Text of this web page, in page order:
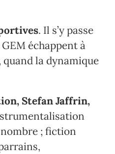
. Il s’y passe
échappent à
la dynamique
Stefan Jaffrin,
; fiction